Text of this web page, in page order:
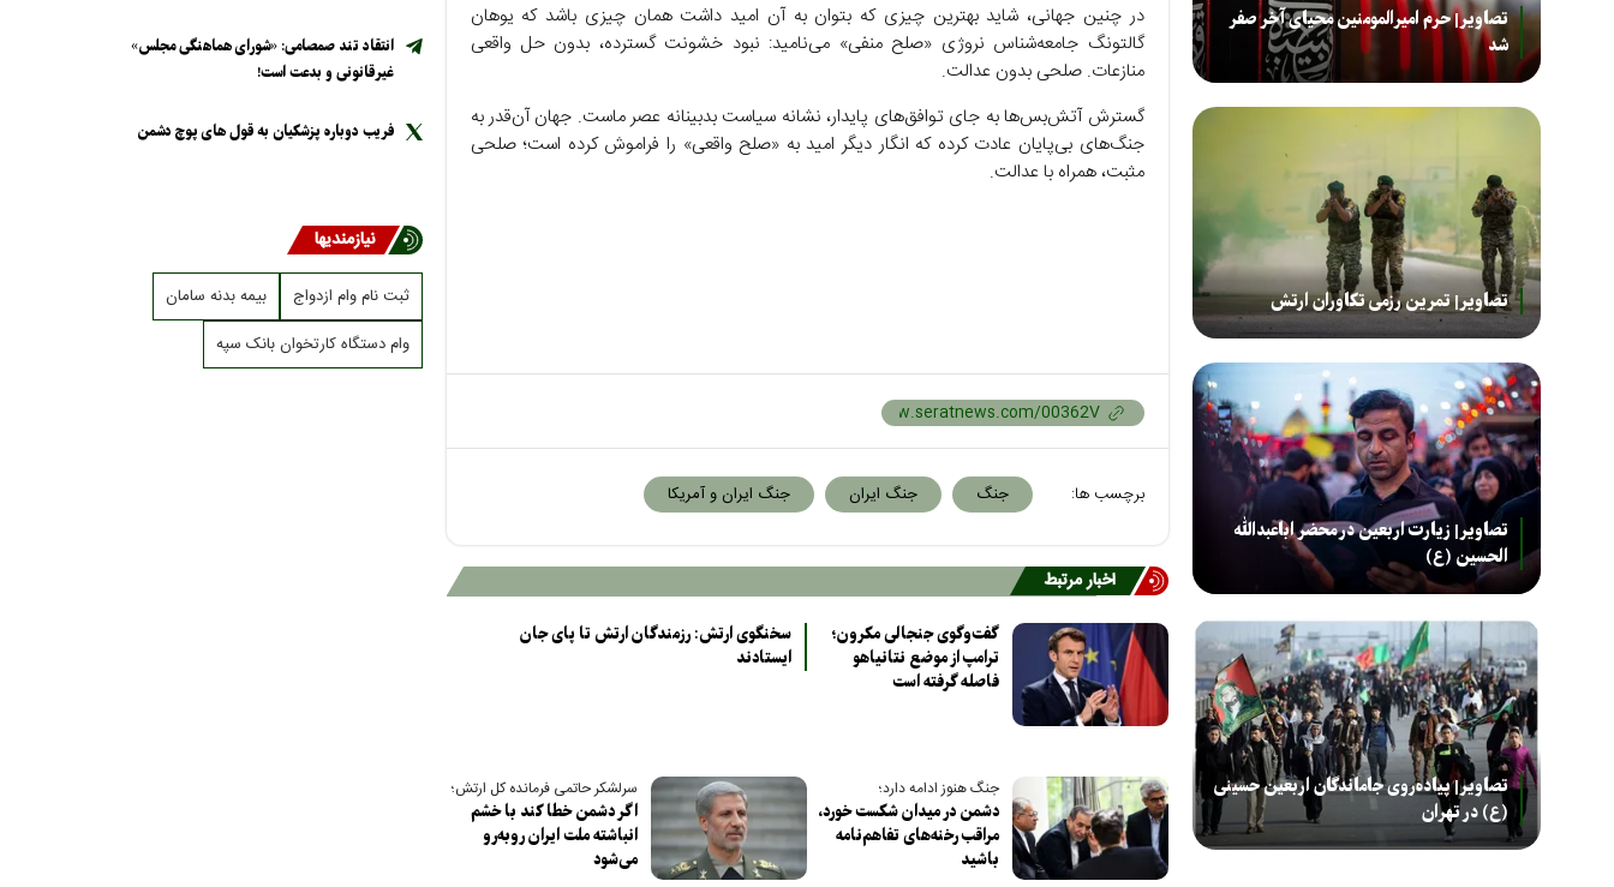
در چنین جهانی، شاید بهترین چیزی که بتوان به آن امید داشت همان چیزی باشد که یوهان
گالتونگ جامعه‌شناس نروژی «صلح منفی» می‌نامید: نبود خشونت گسترده، بدون حل واقعی
منازعات. صلحی بدون عدالت.
گسترش آتش‌بس‌ها به جای توافق‌های پایدار، نشانه سیاست بدبینانه عصر ماست. جهان آن‌قدر به
جنگ‌های بی‌پایان عادت کرده که انگار دیگر امید به «صلح واقعی» را فراموش کرده است؛ صلحی
مثبت، همراه با عدالت.
برچسب ها: جنگ جنگ ایران جنگ ایران و آمریکا
اخبار مرتبط
گفت‌وگوی جنجالی مکرون؛
ترامپ از موضع نتانیاهو
فاصله گرفته است
سخنگوی ارتش: رزمندگان ارتش تا پای جان
ایستادند
جنگ هنوز ادامه دارد؛
دشمن در میدان شکست خورد،
مراقب رخنه‌های تفاهم‌نامه
باشید
سرلشکر حاتمی فرمانده کل ارتش؛
اگر دشمن خطا کند با خشم
انباشته ملت ایران روبه‌رو
می‌شود
تصاویر| حرم امیرالمومنین محیای آخر صفر
شد
تصاویر| تمرین رزمی تکاوران ارتش
تصاویر| زیارت اربعین در محضر اباعبدالله
الحسین (ع)
تصاویر| پیاده‌روی جاماندگان اربعین حسینی
(ع) در تهران
انتقاد تند صمصامی: «شورای هماهنگی مجلس»
غیرقانونی و بدعت است!
فریب دوباره پزشکیان به قول های پوچ دشمن
نیازمندیها
ثبت نام وام ازدواج
بیمه بدنه سامان
وام دستگاه کارتخوان بانک سپه